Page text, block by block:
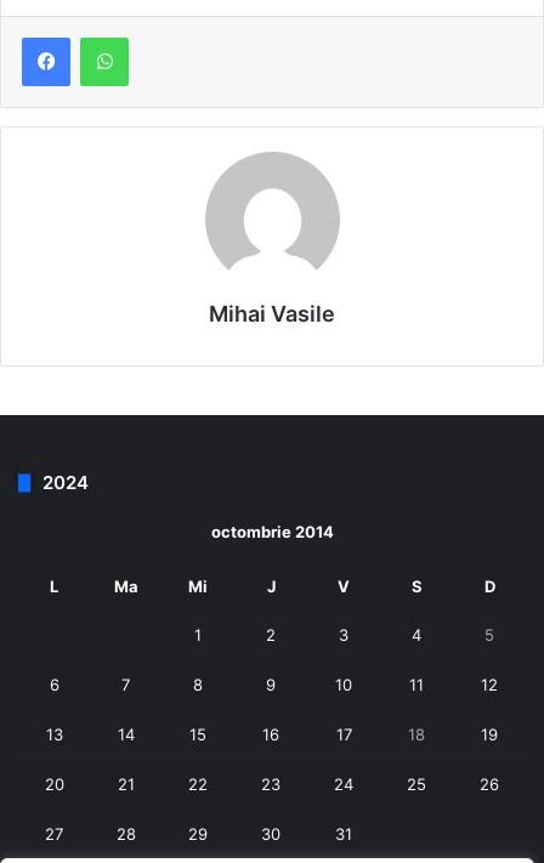
Mihai Vasile
2024
octombrie 2014
L Ma Mi J V S D
1 2 3 4 5
6 7 8 9 10 11 12
13 14 15 16 17 18 19
20 21 22 23 24 25 26
27 28 29 30 31